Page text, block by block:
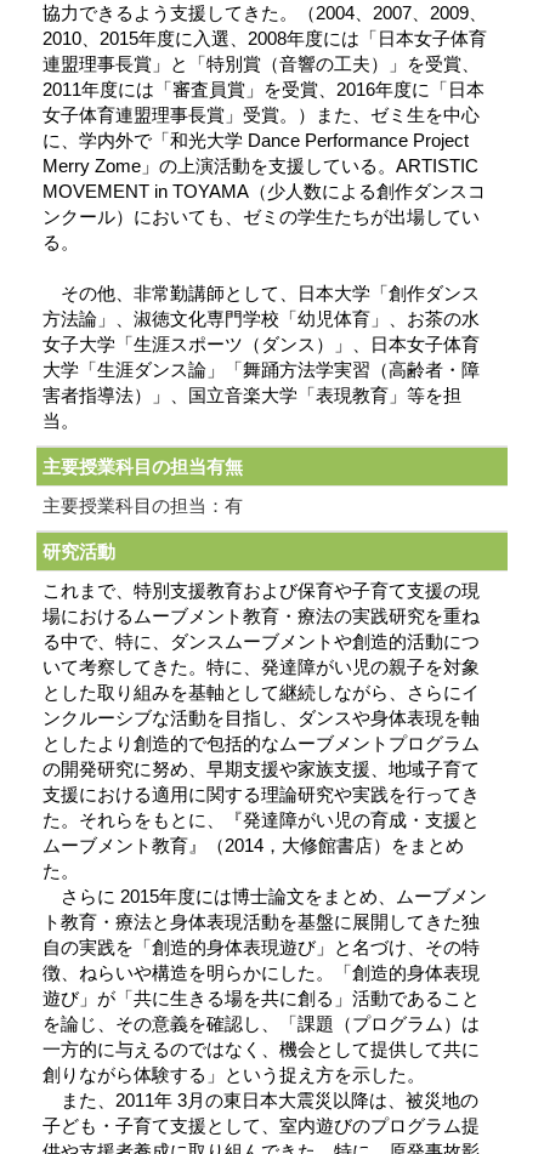
協力できるよう支援してきた。（2004、2007、2009、
2010、2015年度に入選、2008年度には「日本女子体育
連盟理事長賞」と「特別賞（音響の工夫）」を受賞、
2011年度には「審査員賞」を受賞、2016年度に「日本
女子体育連盟理事長賞」受賞。）また、ゼミ生を中心
に、学内外で「和光大学 Dance Performance Project
Merry Zome」の上演活動を支援している。ARTISTIC
MOVEMENT in TOYAMA（少人数による創作ダンスコ
ンクール）においても、ゼミの学生たちが出場してい
る。
その他、非常勤講師として、日本大学「創作ダンス
方法論」、淑徳文化専門学校「幼児体育」、お茶の水
女子大学「生涯スポーツ（ダンス）」、日本女子体育
大学「生涯ダンス論」「舞踊方法学実習（高齢者・障
害者指導法）」、国立音楽大学「表現教育」等を担
当。
主要授業科目の担当有無
主要授業科目の担当：有
研究活動
これまで、特別支援教育および保育や子育て支援の現
場におけるムーブメント教育・療法の実践研究を重ね
る中で、特に、ダンスムーブメントや創造的活動につ
いて考察してきた。特に、発達障がい児の親子を対象
とした取り組みを基軸として継続しながら、さらにイ
ンクルーシブな活動を目指し、ダンスや身体表現を軸
としたより創造的で包括的なムーブメントプログラム
の開発研究に努め、早期支援や家族支援、地域子育て
支援における適用に関する理論研究や実践を行ってき
た。それらをもとに、『発達障がい児の育成・支援と
ムーブメント教育』（2014，大修館書店）をまとめ
た。
さらに 2015年度には博士論文をまとめ、ムーブメン
ト教育・療法と身体表現活動を基盤に展開してきた独
自の実践を「創造的身体表現遊び」と名づけ、その特
徴、ねらいや構造を明らかにした。「創造的身体表現
遊び」が「共に生きる場を共に創る」活動であること
を論じ、その意義を確認し、「課題（プログラム）は
一方的に与えるのではなく、機会として提供して共に
創りながら体験する」という捉え方を示した。
また、2011年 3月の東日本大震災以降は、被災地の
子ども・子育て支援として、室内遊びのプログラム提